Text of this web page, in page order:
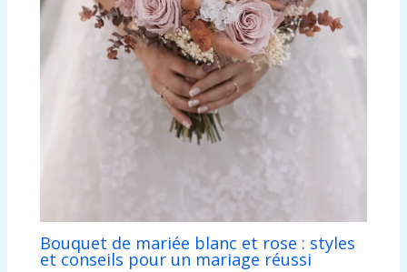
Bouquet de mariée blanc et rose : styles
et conseils pour un mariage réussi